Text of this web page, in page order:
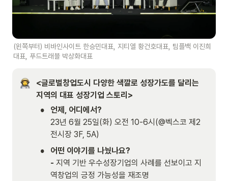
(왼쪽부터) 비바인사이트 한승민대표, 지티엘 황건호대표, 팀플백 이진희
대표, 푸드트래블 박상화대표
<글로벌창업도시 다양한 색깔로 성장가도를 달리는
지역의 대표 성장기업 스토리>
•
언제, 어디에서?
23년 6월 25일(화) 오전 10-6시(@벡스코 제2
전시장 3F, 5A)
•
어떤 이야기를 나눴나요?
- 지역 기반 우수성장기업의 사례를 선보이고 지
역창업의 긍정 가능성을 재조명